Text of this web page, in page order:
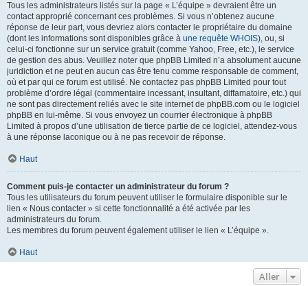
Tous les administrateurs listés sur la page « L’équipe » devraient être un
contact approprié concernant ces problèmes. Si vous n’obtenez aucune
réponse de leur part, vous devriez alors contacter le propriétaire du domaine
(dont les informations sont disponibles grâce à une requête WHOIS), ou, si
celui-ci fonctionne sur un service gratuit (comme Yahoo, Free, etc.), le service
de gestion des abus. Veuillez noter que phpBB Limited n’a absolument aucune
juridiction et ne peut en aucun cas être tenu comme responsable de comment,
où et par qui ce forum est utilisé. Ne contactez pas phpBB Limited pour tout
problème d’ordre légal (commentaire incessant, insultant, diffamatoire, etc.) qui
ne sont pas directement reliés avec le site internet de phpBB.com ou le logiciel
phpBB en lui-même. Si vous envoyez un courrier électronique à phpBB
Limited à propos d’une utilisation de tierce partie de ce logiciel, attendez-vous
à une réponse laconique ou à ne pas recevoir de réponse.
Haut
Comment puis-je contacter un administrateur du forum ?
Tous les utilisateurs du forum peuvent utiliser le formulaire disponible sur le
lien « Nous contacter » si cette fonctionnalité a été activée par les
administrateurs du forum.
Les membres du forum peuvent également utiliser le lien « L’équipe ».
Haut
Aller